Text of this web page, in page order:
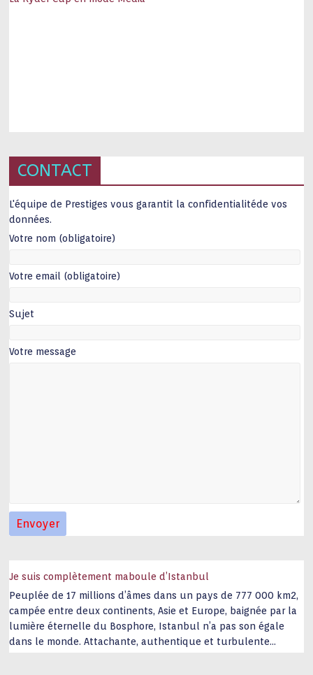
CONTACT
L'équipe de Prestiges vous garantit la confidentialitéde vos
données.
Votre nom (obligatoire)
Votre email (obligatoire)
Sujet
Votre message
Je suis complètement maboule d’Istanbul
Peuplée de 17 millions d’âmes dans un pays de 777 000 km2,
campée entre deux continents, Asie et Europe, baignée par la
lumière éternelle du Bosphore, Istanbul n’a pas son égale
dans le monde. Attachante, authentique et turbulente